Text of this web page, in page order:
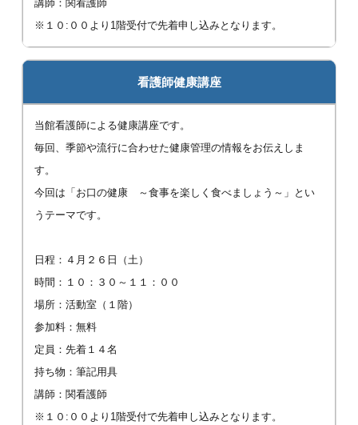
講師：関看護師
※１０:００より1階受付で先着申し込みとなります。
看護師健康講座
当館看護師による健康講座です。
毎回、季節や流行に合わせた健康管理の情報をお伝えしま
す。
今回は「お口の健康 ～食事を楽しく食べましょう～」とい
うテーマです。
日程：４月２６日（土）
時間：１０：３０～１１：００
場所：活動室（１階）
参加料：無料
定員：先着１４名
持ち物：筆記用具
講師：関看護師
※１０:００より1階受付で先着申し込みとなります。